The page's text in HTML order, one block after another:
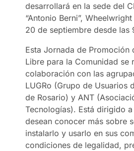
desarrollará en la sede del
“Antonio Berni”,
20 de septiembre desde las
Esta Jornada de Promoción
Libre para la Comunidad se
colaboración con las
LUGRo (Grupo de Usuarios
de Rosario) y ANT
Tecnologías). Está dirigido
desean conocer más sobre
instalarlo y usarlo en sus
condiciones de legalidad,